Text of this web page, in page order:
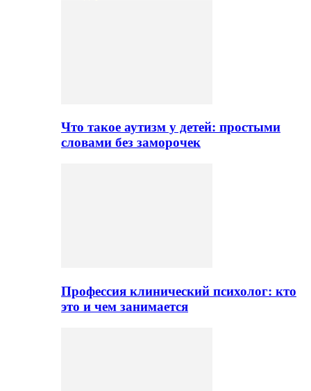
Что такое аутизм у детей: простыми
словами без заморочек
Профессия клинический психолог: кто
это и чем занимается